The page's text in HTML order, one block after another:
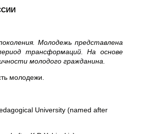
Молодежь представлена
трансформаций. На основе
молодого гражданина.
молодежи.
University (named after